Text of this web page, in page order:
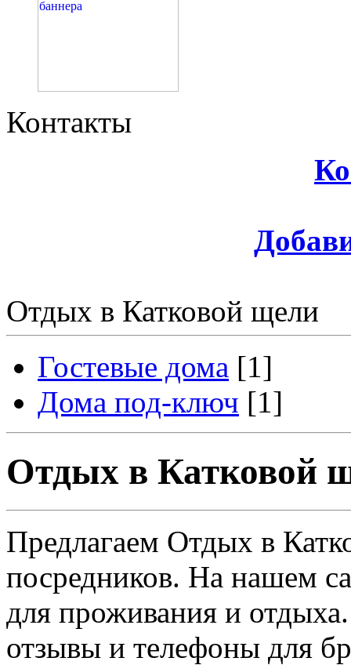
Контакты
Отдых в Катковой щели
Гостевые дома [1]
Дома под-ключ [1]
Отдых в Катковой
Предлагаем Отдых в
посредников. На нашем
для проживания и
отзывы и телефоны для